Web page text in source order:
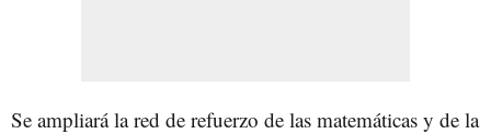
Se ampliará la red de refuerzo de las matemáticas y de la